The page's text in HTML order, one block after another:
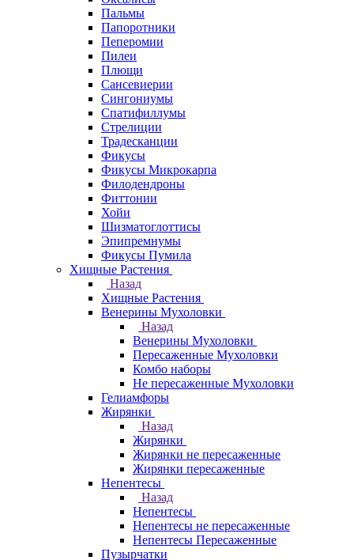
Пальмы
Папоротники
Пеперомии
Пилеи
Плющи
Сансевиерии
Сингониумы
Спатифиллумы
Стрелиции
Традесканции
Фикусы
Фикусы Микрокарпа
Филодендроны
Фиттонии
Хойи
Шизматоглоттисы
Эпипремнумы
Фикусы Пумила
Хищные Растения
Назад
Хищные Растения
Венерины Мухоловки
Назад
Венерины Мухоловки
Пересаженные Мухоловки
Комбо наборы
Не пересаженные Мухоловки
Гелиамфоры
Жирянки
Назад
Жирянки
Жирянки не пересаженные
Жирянки пересаженные
Непентесы
Назад
Непентесы
Непентесы не пересаженные
Непентесы Пересаженные
Пузырчатки